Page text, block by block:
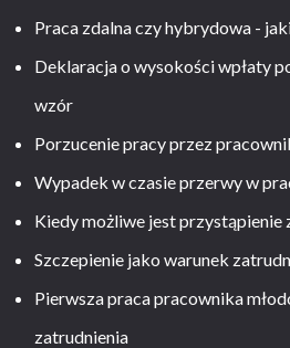
Praca zdalna czy hybrydowa -
Deklaracja o wysokości wpłaty
wzór
Porzucenie pracy przez
Wypadek w czasie przerwy w
Kiedy możliwe jest przystąpienie
Szczepienie jako warunek
Pierwsza praca pracownika
zatrudnienia